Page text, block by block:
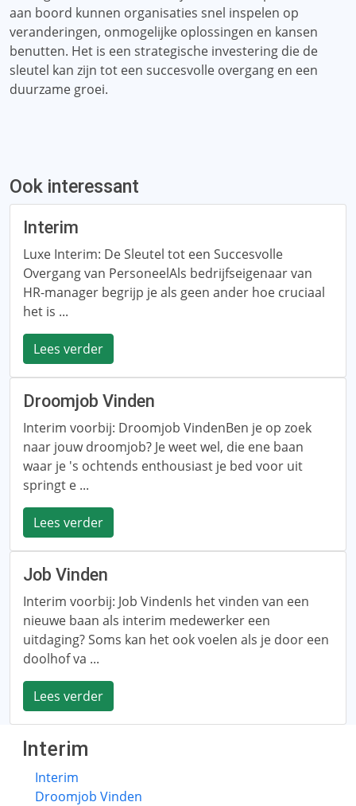
aan boord kunnen organisaties snel inspelen op
veranderingen, onmogelijke oplossingen en kansen
benutten. Het is een strategische investering die de
sleutel kan zijn tot een succesvolle overgang en een
duurzame groei.
Ook interessant
Interim
Luxe Interim: De Sleutel tot een Succesvolle
Overgang van PersoneelAls bedrijfseigenaar van
HR-manager begrijp je als geen ander hoe cruciaal
het is ...
Lees verder
Droomjob Vinden
Interim voorbij: Droomjob VindenBen je op zoek
naar jouw droomjob? Je weet wel, die ene baan
waar je 's ochtends enthousiast je bed voor uit
springt e ...
Lees verder
Job Vinden
Interim voorbij: Job VindenIs het vinden van een
nieuwe baan als interim medewerker een
uitdaging? Soms kan het ook voelen als je door een
doolhof va ...
Lees verder
Interim
Interim
Droomjob Vinden